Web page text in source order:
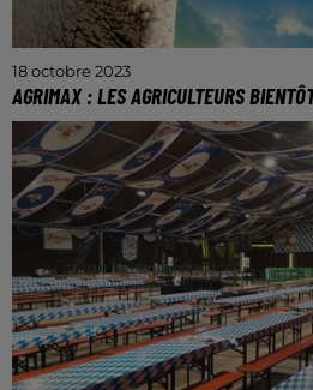
18 octobre 2023
AGRIMAX : LES AGRICULTEURS
Rendez-vous du mercredi 25
pour découvrir cette 12e